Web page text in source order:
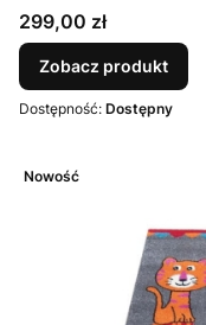
Cena
299,00 zł
Zobacz produkt
Dostępność: Dostępny
Nowość